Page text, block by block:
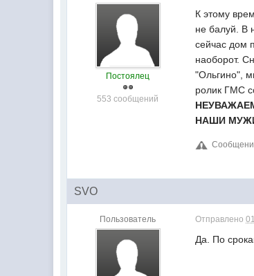
Постоялец
553 сообщений
К этому
не балуй. В
сейчас дом
наоборот.
"Ольгино",
ролик ГМС
НАШИ
SVO
Пользователь Отправлено
Да. По